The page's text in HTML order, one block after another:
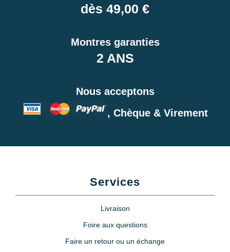
dès 49,00 €
Montres garanties
2 ANS
Nous acceptons
, Chèque & Virement
Services
Livraison
Foire aux questions
Faire un retour ou un échange